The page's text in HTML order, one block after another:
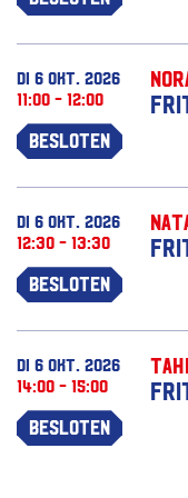
di 6 okt. 2026
11:00 - 12:00
Besloten
di 6 okt. 2026
12:30 - 13:30
Besloten
di 6 okt. 2026
14:00 - 15:00
Besloten